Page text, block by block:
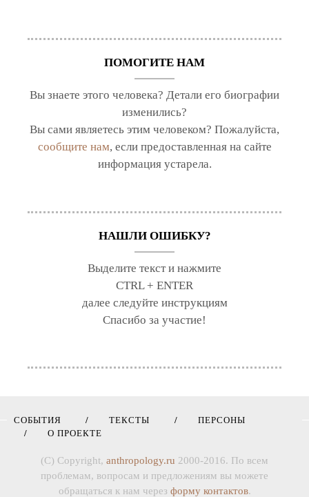
ПОМОГИТЕ НАМ
Вы знаете этого человека? Детали его биографии
изменились?
Вы сами являетесь этим человеком? Пожалуйста,
сообщите нам, если предоставленная на сайте
информация устарела.
НАШЛИ ОШИБКУ?
Выделите текст и нажмите
CTRL + ENTER
далее следуйте инструкциям
Спасибо за участие!
СОБЫТИЯ ТЕКСТЫ
ПЕРСОНЫ
О ПРОЕКТЕ
(C) Copyright, anthropology.ru 2000-2016. По всем
проблемам, вопросам и предложениям вы можете
обращаться к нам через форму контактов.